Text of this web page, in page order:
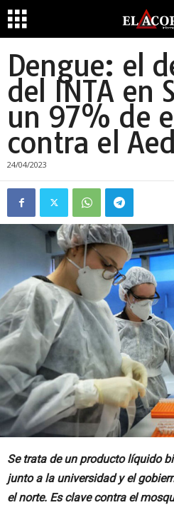
Dengue: el
del INTA en
un 97% de
contra el
24/04/2023
Se trata de un producto líquido
junto a la universidad y el
el norte. Es clave contra el